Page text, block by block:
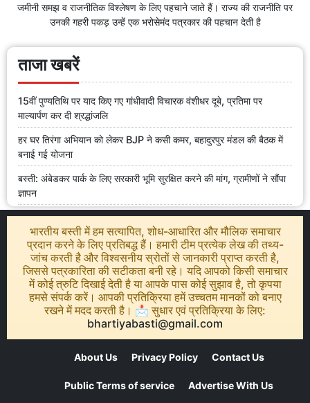
जमीनी समझ व राजनीतिक विश्लेषण के लिए पहचाने जाते हैं। राज्य की राजनीति पर
उनकी गहरी पकड़ उन्हें एक भरोसेमंद पत्रकार की पहचान देती है
ताजा खबरें
15वीं पुण्यतिथि पर याद किए गए गांधीवादी विचारक वंशीधर दूबे, प्रतिमा पर
माल्यार्पण कर दी श्रद्धांजलि
हर घर तिरंगा अभियान को लेकर BJP ने कसी कमर, बहादुरपुर मंडल की बैठक में
बनाई गई योजना
बस्ती: अंबेडकर पार्क के लिए सरकारी भूमि सुरक्षित करने की मांग, ग्रामीणों ने सौंपा
ज्ञापन
भारतीय बस्ती में हम सत्यापित, शोध-आधारित और मौलिक समाचार
प्रदान करने के लिए प्रतिबद्ध हैं। हमारी टीम प्रत्येक लेख की तथ्य-
जांच करती है और विश्वसनीय स्रोतों से जानकारी प्राप्त करती है,
जिससे पत्रकारिता की सटीकता बनी रहे। यदि आपको किसी समाचार
में कोई त्रुटि दिखाई देती है या आपके पास कोई सुझाव है, तो कृपया
हमसे संपर्क करें। आपकी प्रतिक्रिया हमें उच्चतम मानकों को बनाए
रखने में मदद करती है। 📩 सुधार एवं प्रतिक्रिया के लिए:
bhartiyabasti@gmail.com
About Us Privacy Policy Contact Us
Public Terms of service Advertise With Us